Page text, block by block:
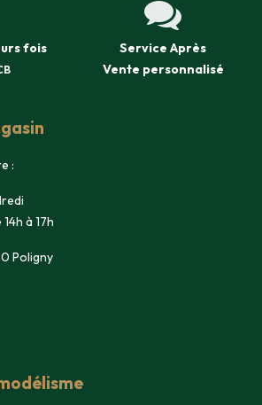
fois
Service Après
Vente personnalisé
:
à 17h
Poligny